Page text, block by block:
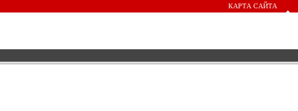
КАРТА САЙТА